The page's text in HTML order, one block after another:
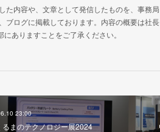
た内容や、文章として発信したものを、事務局
ブログに掲載しております。内容の概要は社長
ありますことをご了承ください。
23:00
るまのテクノロジー展2024